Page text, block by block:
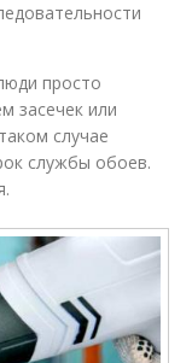
просто
засечек или
случае
службы обоев.